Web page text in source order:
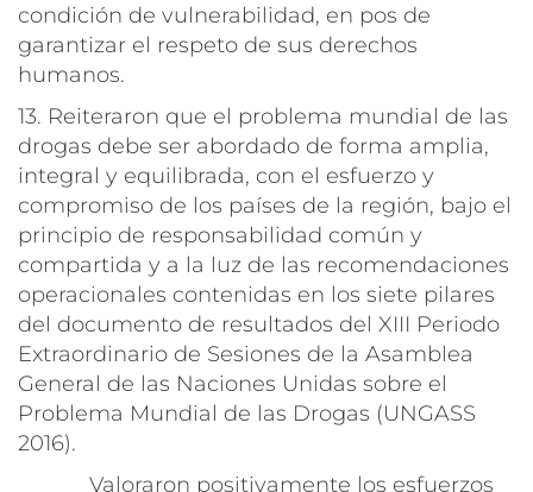
condición de vulnerabilidad, en pos de
garantizar el respeto de sus derechos
humanos.
13. Reiteraron que el problema mundial de las
drogas debe ser abordado de forma amplia,
integral y equilibrada, con el esfuerzo y
compromiso de los países de la región, bajo el
principio de responsabilidad común y
compartida y a la luz de las recomendaciones
operacionales contenidas en los siete pilares
del documento de resultados del XIII Periodo
Extraordinario de Sesiones de la Asamblea
General de las Naciones Unidas sobre el
Problema Mundial de las Drogas (UNGASS
2016).
Valoraron positivamente los esfuerzos